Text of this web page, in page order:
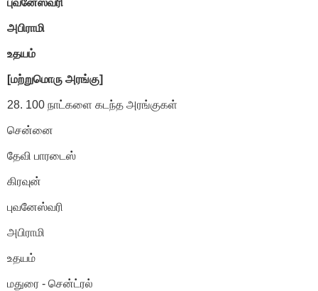
புவனேஸ்வரி
அபிராமி
உதயம்
[மற்றுமொரு அரங்கு]
28. 100 நாட்களை கடந்த அரங்குகள்
சென்னை
தேவி பாரடைஸ்
கிரவுன்
புவனேஸ்வரி
அபிராமி
உதயம்
மதுரை - சென்ட்ரல்